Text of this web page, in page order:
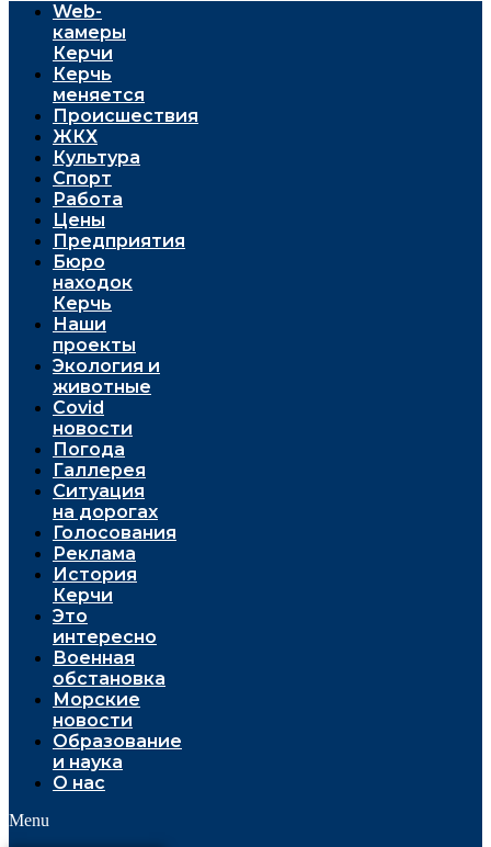
Web-
камеры
Керчи
Керчь
меняется
Проиcшествия
ЖКХ
Культура
Спорт
Работа
Цены
Предприятия
Бюро
находок
Керчь
Наши
проекты
Экология и
животные
Covid
новости
Погода
Галлерея
Ситуация
на дорогах
Голосования
Реклама
История
Керчи
Это
интересно
Военная
обстановка
Морские
новости
Образование
и наука
О нас
Menu